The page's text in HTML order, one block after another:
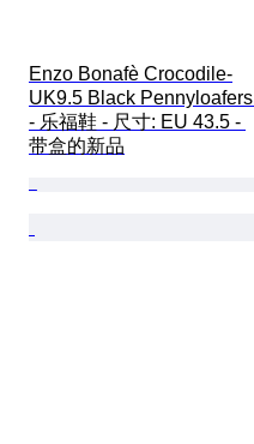
Enzo Bonafè Crocodile-
UK9.5 Black Pennyloafers
- 乐福鞋 - 尺寸: EU 43.5 -
带盒的新品